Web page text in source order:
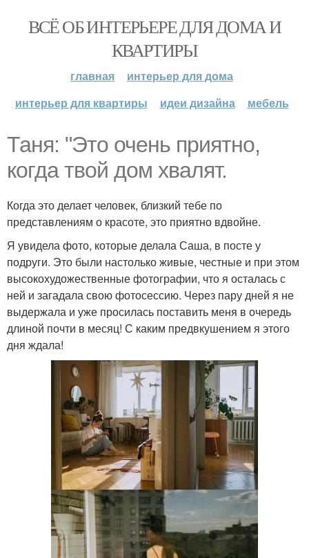
ВСЁ ОБ ИНТЕРЬЕРЕ ДЛЯ ДОМА И
КВАРТИРЫ
главная
интерьер для дома
интерьер для квартиры
идеи дизайна мебель
Таня: "Это очень приятно,
когда твой дом хвалят.
Когда это делает человек, близкий тебе по
представлениям о красоте, это приятно вдвойне.
Я увидела фото, которые делала Саша, в посте у
подруги. Это были настолько живые, честные и при этом
высокохудожественные фотографии, что я осталась с
ней и загадала свою фотосессию. Через пару дней я не
выдержала и уже просилась поставить меня в очередь
длиной почти в месяц! С каким предвкушением я этого
дня ждала!